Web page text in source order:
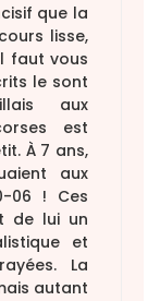
que la
lisse,
faut vous
le sont
aux
est
À 7 ans,
aux
06 ! Ces
de lui un
et
La
autant